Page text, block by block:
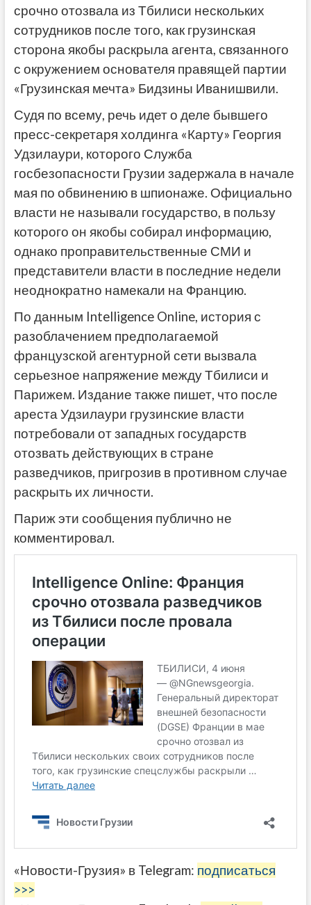
срочно отозвала из Тбилиси нескольких
сотрудников после того, как грузинская
сторона якобы раскрыла агента, связанного
с окружением основателя правящей партии
«Грузинская мечта» Бидзины Иванишвили.
Судя по всему, речь идет о деле бывшего
пресс-секретаря холдинга «Карту» Георгия
Удзилаури, которого Служба
госбезопасности Грузии задержала в начале
мая по обвинению в шпионаже. Официально
власти не называли государство, в пользу
которого он якобы собирал информацию,
однако проправительственные СМИ и
представители власти в последние недели
неоднократно намекали на Францию.
По данным Intelligence Online, история с
разоблачением предполагаемой
французской агентурной сети вызвала
серьезное напряжение между Тбилиси и
Парижем. Издание также пишет, что после
ареста Удзилаури грузинские власти
потребовали от западных государств
отозвать действующих в стране
разведчиков, пригрозив в противном случае
раскрыть их личности.
Париж эти сообщения публично не
комментировал.
«Новости-Грузия» в Telegram: подписаться
>>>